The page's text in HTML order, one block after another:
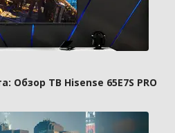
Обзор ТВ Hisense 65E7S PRO